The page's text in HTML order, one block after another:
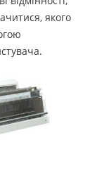
якого